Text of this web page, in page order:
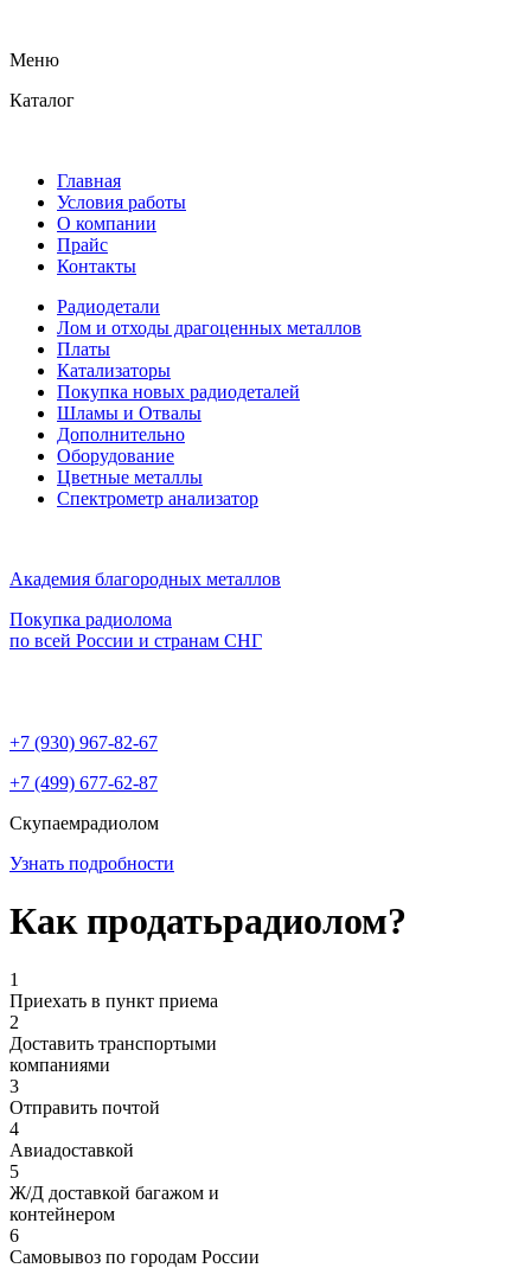
Меню
Каталог
Главная
Условия работы
О компании
Прайс
Контакты
Радиодетали
Лом и отходы драгоценных металлов
Платы
Катализаторы
Покупка новых радиодеталей
Шламы и Отвалы
Дополнительно
Оборудование
Цветные металлы
Спектрометр анализатор
Академия благородных металлов
Покупка радиолома
по всей России и странам СНГ
+7 (930) 967-82-67
+7 (499) 677-62-87
Скупаемрадиолом
Узнать подробности
Как продатьрадиолом?
1
Приехать в пункт приема
2
Доставить транспортыми
компаниями
3
Отправить почтой
4
Авиадоставкой
5
Ж/Д доставкой багажом и
контейнером
6
Самовывоз по городам России